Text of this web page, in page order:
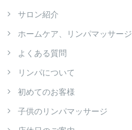
サロン紹介
ホームケア、リンパマッサージ
よくある質問
リンパについて
初めてのお客様
子供のリンパマッサージ